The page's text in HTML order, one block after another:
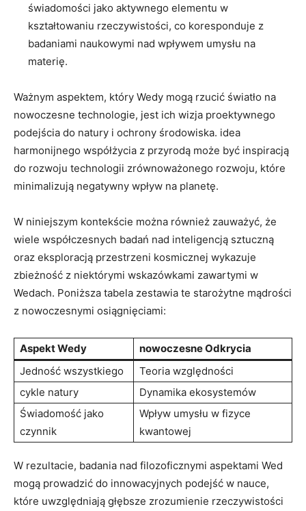
świadomości jako aktywnego elementu w
kształtowaniu rzeczywistości, co koresponduje z
badaniami naukowymi nad wpływem umysłu na
materię.
Ważnym aspektem, który Wedy mogą rzucić światło na
nowoczesne technologie, jest ich wizja proektywnego
podejścia do natury i ochrony środowiska. idea
harmonijnego współżycia z przyrodą może być inspiracją
do rozwoju technologii zrównoważonego rozwoju, które
minimalizują negatywny wpływ na planetę.
W niniejszym kontekście można również zauważyć, że
wiele współczesnych badań nad inteligencją sztuczną
oraz eksploracją przestrzeni kosmicznej wykazuje
zbieżność z niektórymi wskazówkami zawartymi w
Wedach. Poniższa tabela zestawia te starożytne mądrości
z nowoczesnymi osiągnięciami:
Aspekt Wedy
nowoczesne Odkrycia
Jedność wszystkiego
Teoria względności
cykle natury
Dynamika ekosystemów
Świadomość jako
czynnik
Wpływ umysłu w fizyce
kwantowej
W rezultacie, badania nad filozoficznymi aspektami Wed
mogą prowadzić do innowacyjnych podejść w nauce,
które uwzględniają głębsze zrozumienie rzeczywistości